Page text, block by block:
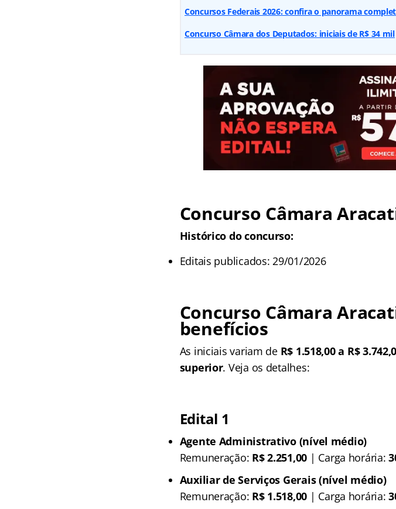
Concursos Federais 2026: confira o panorama
Concurso Câmara dos Deputados: iniciais de R$ 34 mil
Concurso Câmara
Histórico do concurso:
Editais publicados: 29/01/2026
Concurso Câmara
benefícios
As iniciais variam de R$ 1.518,00 a R$
superior. Veja os detalhes:
Edital 1
Agente Administrativo (nível médio)
Remuneração: R$ 2.251,00 | Carga horária:
Auxiliar de Serviços Gerais (nível médio)
Remuneração: R$ 1.518,00 | Carga horária: